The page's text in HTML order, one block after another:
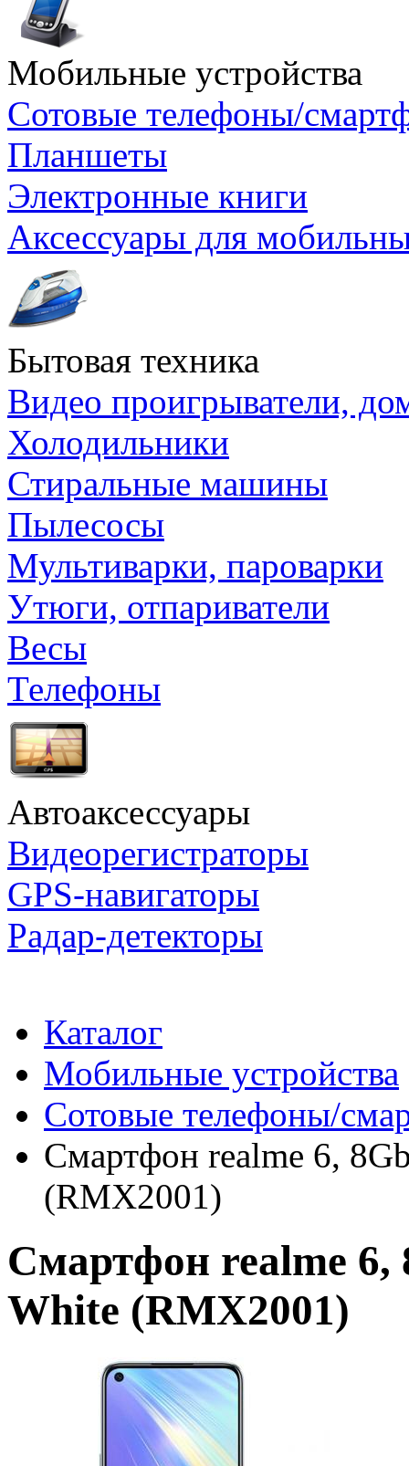
Мобильные устройства
Сотовые телефоны/
Планшеты
Электронные книги
Аксессуары для
Бытовая техника
Видео проигрыватели,
Холодильники
Стиральные машины
Пылесосы
Мультиварки, пароварки
Утюги, отпариватели
Весы
Телефоны
Автоаксессуары
Видеорегистраторы
GPS-навигаторы
Радар-детекторы
Каталог
Мобильные устройства
Сотовые телефоны/
Смартфон realme 6,
(RMX2001)
Смартфон realme 6,
White (RMX2001)